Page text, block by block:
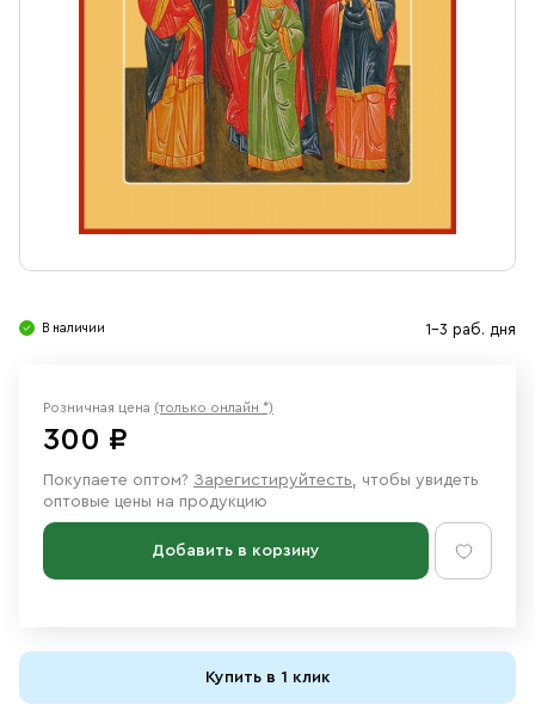
Ювелирные изделия
В наличии 1-3 раб. дня
Розничная цена (только онлайн *)
300 ₽
Покупаете оптом? Зарегистируйтесть, чтобы увидеть
оптовые цены на продукцию
Добавить в корзину
Купить в 1 клик